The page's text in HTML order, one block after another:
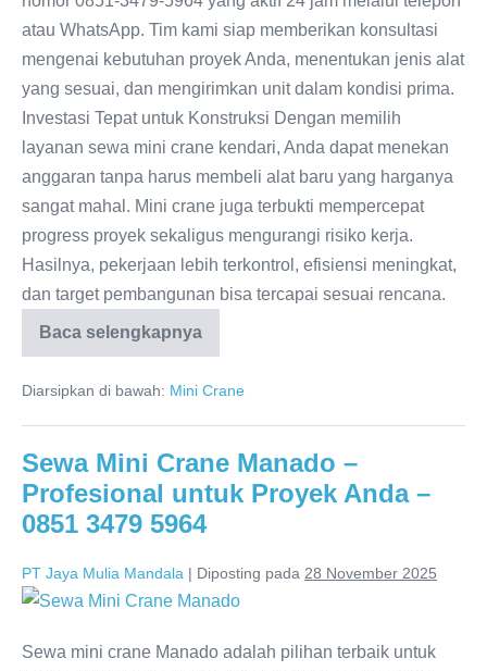
atau WhatsApp. Tim kami siap memberikan konsultasi
mengenai kebutuhan proyek Anda, menentukan jenis alat
yang sesuai, dan mengirimkan unit dalam kondisi prima.
Investasi Tepat untuk Konstruksi Dengan memilih
layanan sewa mini crane kendari, Anda dapat menekan
anggaran tanpa harus membeli alat baru yang harganya
sangat mahal. Mini crane juga terbukti mempercepat
progress proyek sekaligus mengurangi risiko kerja.
Hasilnya, pekerjaan lebih terkontrol, efisiensi meningkat,
dan target pembangunan bisa tercapai sesuai rencana.
Baca selengkapnya
Diarsipkan di bawah: Mini Crane
Sewa Mini Crane Manado –
Profesional untuk Proyek Anda –
0851 3479 5964
PT Jaya Mulia Mandala | Diposting pada 28 November 2025
Sewa mini crane Manado adalah pilihan terbaik untuk